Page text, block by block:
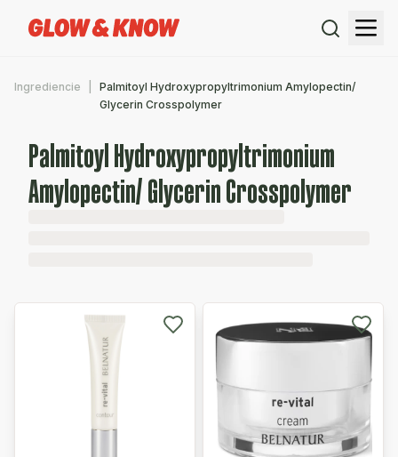
Ingrediencie
Palmitoyl Hydroxypropyltrimonium Amylopectin/
Glycerin Crosspolymer
Palmitoyl Hydroxypropyltrimonium
Amylopectin/ Glycerin Crosspolymer